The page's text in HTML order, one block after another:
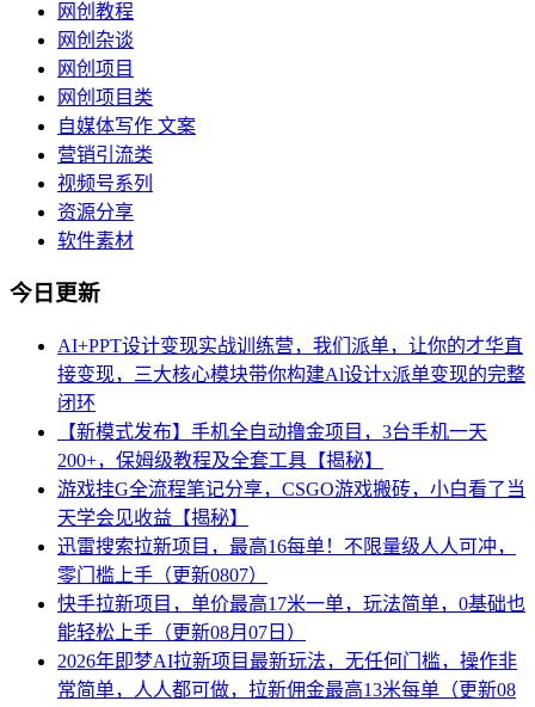
网创教程
网创杂谈
网创项目
网创项目类
自媒体写作 文案
营销引流类
视频号系列
资源分享
软件素材
今日更新
AI+PPT设计变现实战训练营，我们派单，让你的才华直
接变现，三大核心模块带你构建Al设计x派单变现的完整
闭环
【新模式发布】手机全自动撸金项目，3台手机一天
200+，保姆级教程及全套工具【揭秘】
游戏挂G全流程笔记分享，CSGO游戏搬砖，小白看了当
天学会见收益【揭秘】
迅雷搜索拉新项目，最高16每单！不限量级人人可冲，
零门槛上手（更新0807）
快手拉新项目，单价最高17米一单，玩法简单，0基础也
能轻松上手（更新08月07日）
2026年即梦AI拉新项目最新玩法，无任何门槛，操作非
常简单，人人都可做，拉新佣金最高13米每单（更新08